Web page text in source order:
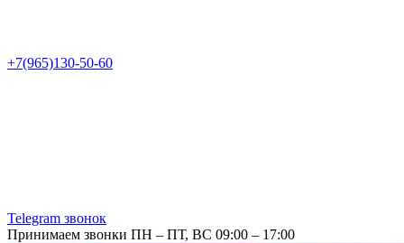
+7(965)130-50-60
Telegram звонок
Принимаем звонки ПН – ПТ, ВС 09:00 – 17:00